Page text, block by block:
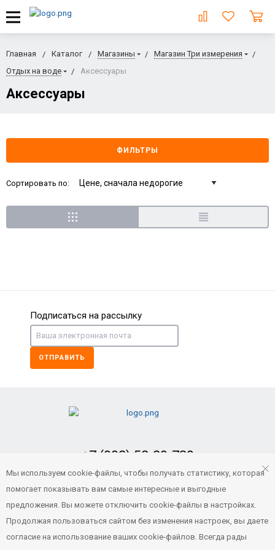
Главная Каталог Магазины
Магазин Три измерения
Отдых на воде
Аксессуары
Аксессуары
ФИЛЬТРЫ
Сортировать по:
Подписаться на рассылку
ОТПРАВИТЬ
+7 (902) 52-29-739
Заказать обратный звонок
© 2021 Все права защищены
Мы используем cookie-файлы, чтобы получать статистику, которая
помогает показывать вам самые интересные и выгодные
предложения. Вы можете отключить cookie-файлы в настройках.
Продолжая пользоваться сайтом без изменения настроек, вы даете
согласие на использование ваших cookie-файлов. Всегда рады